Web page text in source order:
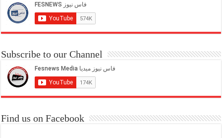
Subscribe to our Channel
Find us on Facebook